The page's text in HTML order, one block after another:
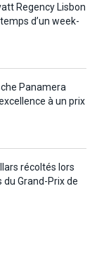
Regency Lisbon
d’un week-
Panamera
à un prix
récoltés lors
Grand-Prix de